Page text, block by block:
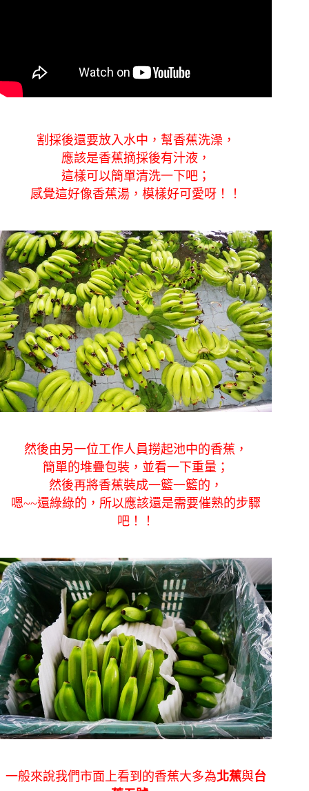
割採後還要放入水中，幫香蕉洗澡，
應該是香蕉摘採後有汁液，
這樣可以簡單清洗一下吧；
感覺這好像香蕉湯，模樣好可愛呀！！
然後由另一位工作人員撈起池中的香蕉，
簡單的堆疊包裝，並看一下重量；
然後再將香蕉裝成一籃一籃的，
嗯~~還綠綠的，所以應該還是需要催熟的步驟
吧！！
一般來說我們市面上看到的香蕉大多為北蕉與台